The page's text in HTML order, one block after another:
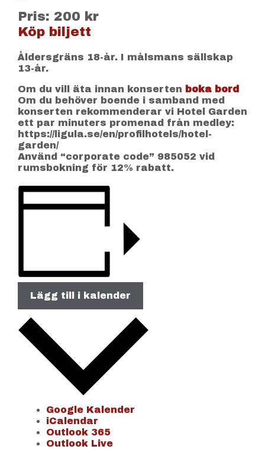
Pris: 200 kr
Köp biljett
Åldersgräns 18-år. I målsmans sällskap
13-år.
Om du vill äta innan konserten boka bord
Om du behöver boende i samband med
konserten rekommenderar vi Hotel Garden
ett par minuters promenad från medley:
https://ligula.se/en/profilhotels/hotel-
garden/
Använd “corporate code” 985052 vid
rumsbokning för 12% rabatt.
Lägg till i kalender
Google Kalender
iCalendar
Outlook 365
Outlook Live